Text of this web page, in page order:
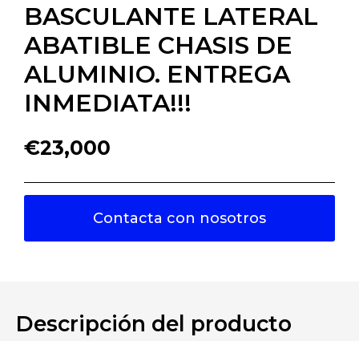
BASCULANTE LATERAL
ABATIBLE CHASIS DE
ALUMINIO. ENTREGA
INMEDIATA!!!
€23,000
Contacta con nosotros
Descripción del producto